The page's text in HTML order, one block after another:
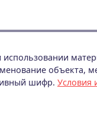
объекта,
шифр. Условия